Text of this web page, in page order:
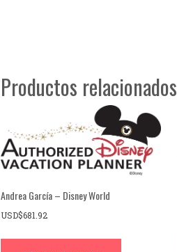
Productos relacionados
Andrea García – Disney World
USD$681.92